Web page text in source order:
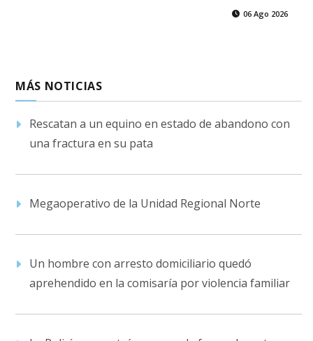
06 Ago 2026
MÁS NOTICIAS
Rescatan a un equino en estado de abandono con
una fractura en su pata
Megaoperativo de la Unidad Regional Norte
Un hombre con arresto domiciliario quedó
aprehendido en la comisaría por violencia familiar